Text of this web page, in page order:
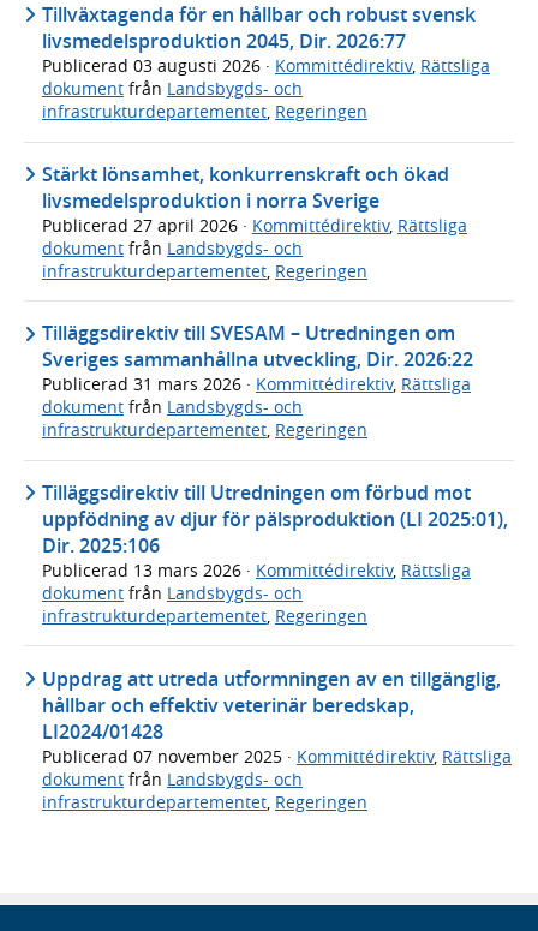
Tillväxtagenda för en hållbar och robust svensk
livsmedelsproduktion 2045, Dir. 2026:77
Publicerad 03 augusti 2026 · Kommittédirektiv, Rättsliga
dokument från Landsbygds- och
infrastrukturdepartementet, Regeringen
Stärkt lönsamhet, konkurrenskraft och ökad
livsmedelsproduktion i norra Sverige
Publicerad 27 april 2026 · Kommittédirektiv, Rättsliga
dokument från Landsbygds- och
infrastrukturdepartementet, Regeringen
Tilläggsdirektiv till SVESAM – Utredningen om
Sveriges sammanhållna utveckling, Dir. 2026:22
Publicerad 31 mars 2026 · Kommittédirektiv, Rättsliga
dokument från Landsbygds- och
infrastrukturdepartementet, Regeringen
Tilläggsdirektiv till Utredningen om förbud mot
uppfödning av djur för pälsproduktion (LI 2025:01),
Dir. 2025:106
Publicerad 13 mars 2026 · Kommittédirektiv, Rättsliga
dokument från Landsbygds- och
infrastrukturdepartementet, Regeringen
Uppdrag att utreda utformningen av en tillgänglig,
hållbar och effektiv veterinär beredskap,
LI2024/01428
Publicerad 07 november 2025 · Kommittédirektiv, Rättsliga
dokument från Landsbygds- och
infrastrukturdepartementet Regeringen